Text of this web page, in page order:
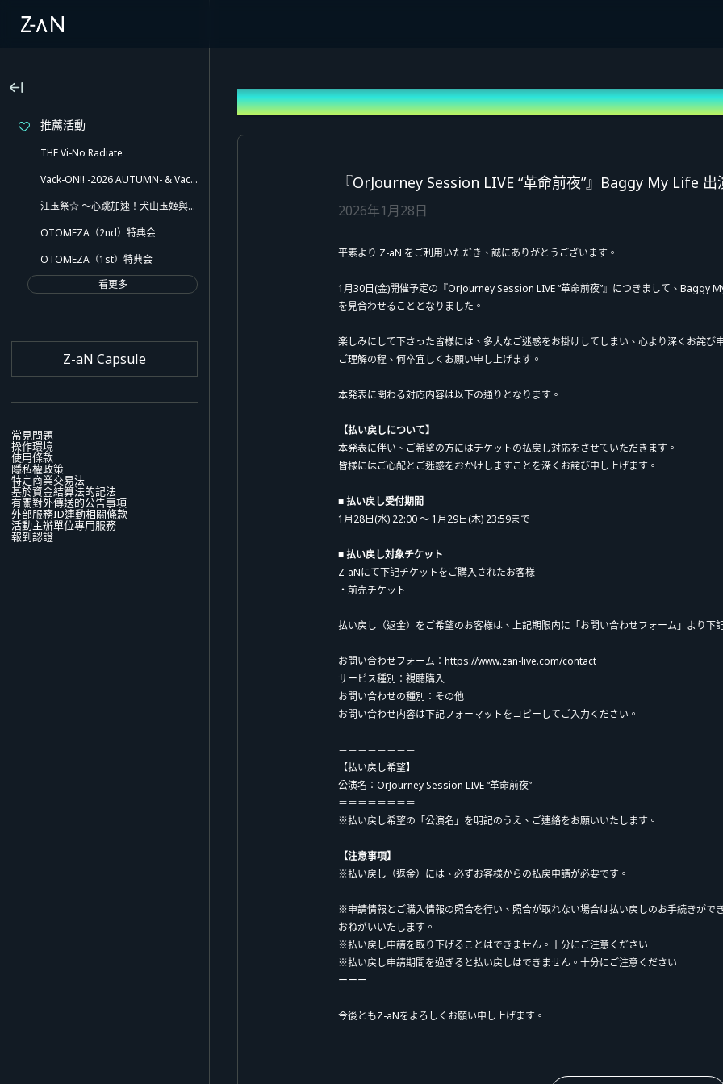
推薦活動
THE Vi-No Radiate
Vack-ON!! -2026 AUTUMN- & Vack-ON!! -Blink side-
汪玉祭☆ ～心跳加速！犬山玉姬與愉快的夥伴們！！還有意想不到的小插曲喔～
OTOMEZA（2nd）特典会
OTOMEZA（1st）特典会
看更多
Z-aN Capsule
常見問題
操作環境
使用條款
隱私權政策
特定商業交易法
基於資金結算法的記法
有關對外傳送的公告事項
外部服務ID連動相關條款
活動主辦單位專用服務
報到認證
公告
『OrJourney Session LIVE “革命前夜”』Baggy My Life
2026年1月28日
平素より Z-aN をご利用いただき、誠にありがとうございます。
1月30日(金)開催予定の『OrJourney Session LIVE “革命前夜”』につきまして、Baggy
を見合わせることとなりました。
楽しみにして下さった皆様には、多大なご迷惑をお掛けしてしまい、心より深くお詫び
ご理解の程、何卒宜しくお願い申し上げます。
本発表に関わる対応内容は以下の通りとなります。
【払い戻しについて】
本発表に伴い、ご希望の方にはチケットの払戻し対応をさせていただきます。
皆様にはご心配とご迷惑をおかけしますことを深くお詫び申し上げます。
■ 払い戻し受付期間
1月28日(水) 22:00 ～ 1月29日(木) 23:59まで
■ 払い戻し対象チケット
Z-aNにて下記チケットをご購入されたお客様
・前売チケット
払い戻し（返金）をご希望のお客様は、上記期限内に「お問い合わせフォーム」より下
お問い合わせフォーム：https://www.zan-live.com/contact
サービス種別：視聴購入
お問い合わせの種別：その他
お問い合わせ内容は下記フォーマットをコピーしてご入力ください。
＝＝＝＝＝＝＝＝
【払い戻し希望】
公演名：OrJourney Session LIVE “革命前夜”
＝＝＝＝＝＝＝＝
※払い戻し希望の「公演名」を明記のうえ、ご連絡をお願いいたします。
【注意事項】
※払い戻し（返金）には、必ずお客様からの払戻申請が必要です。
※申請情報とご購入情報の照合を行い、照合が取れない場合は払い戻しのお手続きがで
おねがいいたします。
※払い戻し申請を取り下げることはできません。十分にご注意ください
※払い戻し申請期間を過ぎると払い戻しはできません。十分にご注意ください
ーーー
今後ともZ-aNをよろしくお願い申し上げます。